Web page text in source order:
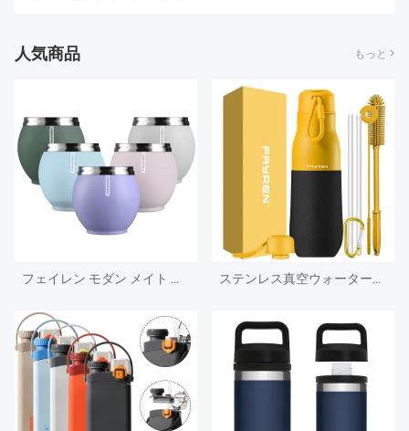
人気商品 もっと >
フェイレン モダン メイト カップ 18/8 ステンレススチール メイト ティー カップ - クリエイティブ コーヒー マグは耐熱性と耐寒性があります。 ステンレス真空ウォーターフラスコ魔法瓶